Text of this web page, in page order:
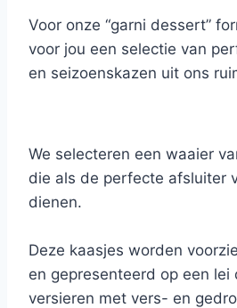
Voor onze “garni dessert”
voor jou een selectie van
en seizoenskazen uit ons
We selecteren een waaier
die als de perfecte afsluiter
dienen.
Deze kaasjes worden
en gepresenteerd op een lei
versieren met vers- en